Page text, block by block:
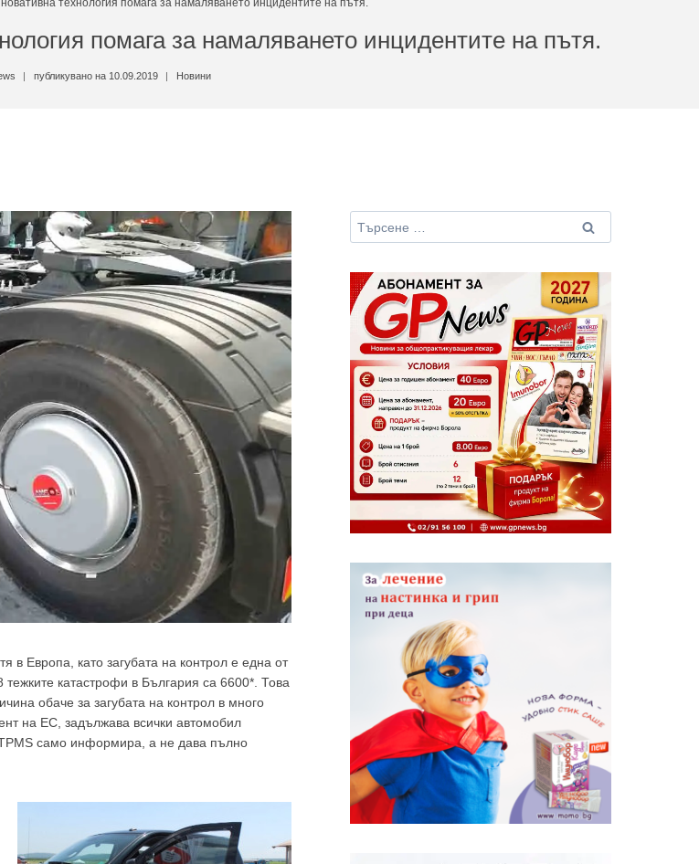
технология помага за намаляването инцидентите на пътя.
помага за намаляването инцидентите на пътя.
публикувано на 10.09.2019 Новини
в Европа, като загубата на контрол е една от
катастрофи в България са 6600*. Това
обаче за загубата на контрол в много
на ЕС, задължава всички автомобил
само информира, а не дава пълно
Търсене
за:
News